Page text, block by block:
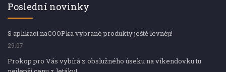
Poslední novinky
S aplikací naCOOPka vybrané produkty ještě levněji!
29.07
Prokop pro Vás vybírá z obslužného úseku na víkendovku tu